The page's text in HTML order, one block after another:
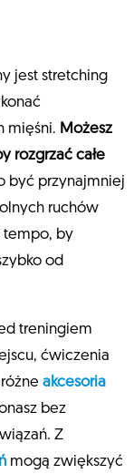
jest stretching
mięśni. Możesz
rozgrzać całe
być przynajmniej
ruchów
tempo, by
od
treningiem
ćwiczenia
akcesoria
bez
Z
mogą zwiększyć